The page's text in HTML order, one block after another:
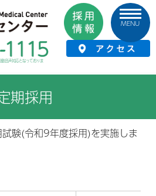
音声対応となっておりま
MENU
期採用
験(令和9年度採用)を実施しま